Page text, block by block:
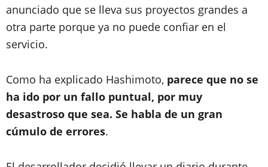
anunciado que se lleva sus proyectos grandes a
otra parte porque ya no puede confiar en el
servicio.
Como ha explicado Hashimoto, parece que no se
ha ido por un fallo puntual, por muy
desastroso que sea. Se habla de un gran
cúmulo de errores.